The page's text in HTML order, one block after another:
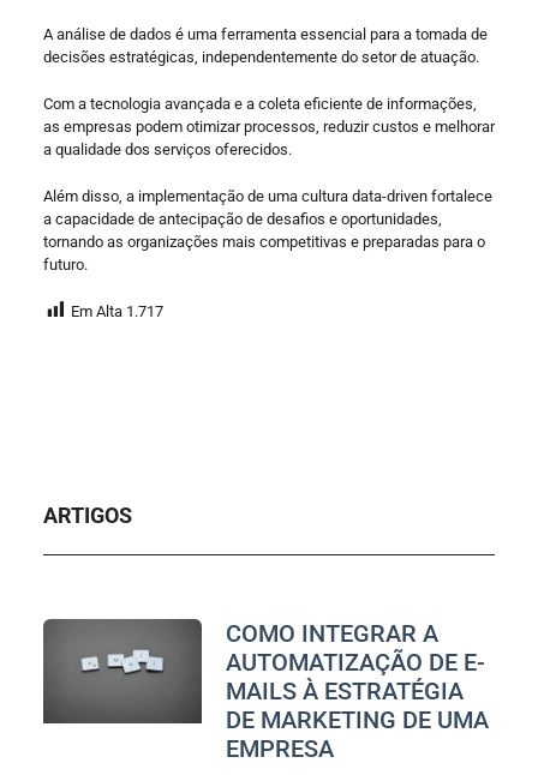
A análise de dados é uma ferramenta essencial para a tomada de
decisões estratégicas, independentemente do setor de atuação.
Com a tecnologia avançada e a coleta eficiente de informações,
as empresas podem otimizar processos, reduzir custos e melhorar
a qualidade dos serviços oferecidos.
Além disso, a implementação de uma cultura data-driven fortalece
a capacidade de antecipação de desafios e oportunidades,
tornando as organizações mais competitivas e preparadas para o
futuro.
Em Alta 1.717
ARTIGOS
COMO INTEGRAR A
AUTOMATIZAÇÃO DE E-
MAILS À ESTRATÉGIA
DE MARKETING DE UMA
EMPRESA